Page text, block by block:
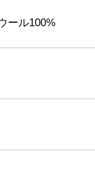
ール100%